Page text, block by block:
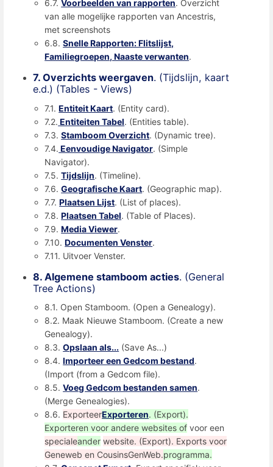
6.7.Voorbeelden van rapporten. Overzicht
van alle mogelijke rapporten van Ancestris,
met screenshots
6.8.Snelle Rapporten: Flitslijst,
Familiegroepen, Naaste verwanten.
7. Overzichts weergaven. (Tijdslijn, kaart
e.d.) (Tables - Views)
7.1.Entiteit Kaart. (Entity card).
7.2. Entiteiten Tabel. (Entities table).
7.3.Stamboom Overzicht. (Dynamic tree).
7.4. Eenvoudige Navigator. (Simple
Navigator).
7.5.Tijdslijn. (Timeline).
7.6.Geografische Kaart. (Geographic map).
7.7.Plaatsen Lijst. (List of places).
7.8.Plaatsen Tabel. (Table of Places).
7.9.Media Viewer.
7.10.Documenten Venster.
7.11. Uitvoer Venster.
8. Algemene stamboom acties. (General
Tree Actions)
8.1. Open Stamboom. (Open a Genealogy).
8.2. Maak Nieuwe Stamboom. (Create a new
Genealogy).
8.3.Opslaan als... (Save As...)
8.4.Importeer een Gedcom bestand.
(Import (from a Gedcom file).
8.5.Voeg Gedcom bestanden samen.
(Merge Genealogies).
8.6. ExporteerExporteren. (Export).
Exporteren voor andere websites of voor een
specialeander website. (Export). Exports voor
Geneweb en CousinsGenWeb.programma.